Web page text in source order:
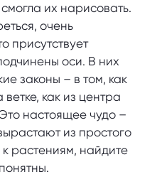
их нарисовать.
очень
присутствует
оси. В них
законы – в том, как
как из центра
настоящее чудо –
из простого
растениям, найдите